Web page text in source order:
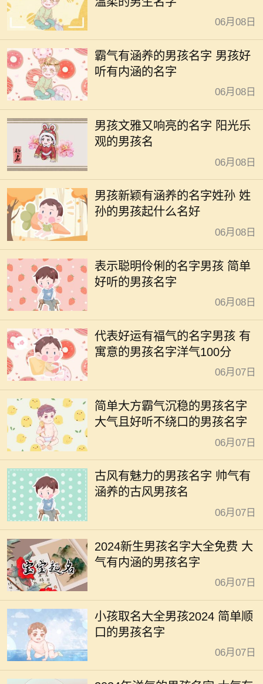
06月08日
霸气有涵养的男孩名字 男孩好
听有内涵的名字
06月08日
男孩文雅又响亮的名字 阳光乐
观的男孩名
06月08日
男孩新颖有涵养的名字姓孙 姓
孙的男孩起什么名好
06月08日
表示聪明伶俐的名字男孩 简单
好听的男孩名字
06月08日
代表好运有福气的名字男孩 有
寓意的男孩名字洋气100分
06月07日
简单大方霸气沉稳的男孩名字
大气且好听不绕口的男孩名字
06月07日
古风有魅力的男孩名字 帅气有
涵养的古风男孩名
06月07日
2024新生男孩名字大全免费 大
气有内涵的男孩名字
06月07日
小孩取名大全男孩2024 简单顺
口的男孩名字
06月07日